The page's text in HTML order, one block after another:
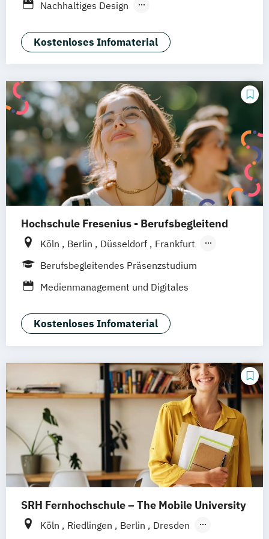
Nachhaltiges Design
Nachhaltiges Design Management
Nachhaltiges Design Management
Kostenloses Infomaterial
Hochschule Fresenius - Berufsbegleitend
Köln Berlin Düsseldorf
Frankfurt
Hamburg
Idstein München
Wiesbaden
Hannover Dortmund Erfurt Stuttgart
Braunschweig
Berufsbegleitendes Präsenzstudium
Medienmanagement und Digitales
Kostenloses Infomaterial
SRH Fernhochschule – The Mobile University
Köln Riedlingen Berlin
Dresden